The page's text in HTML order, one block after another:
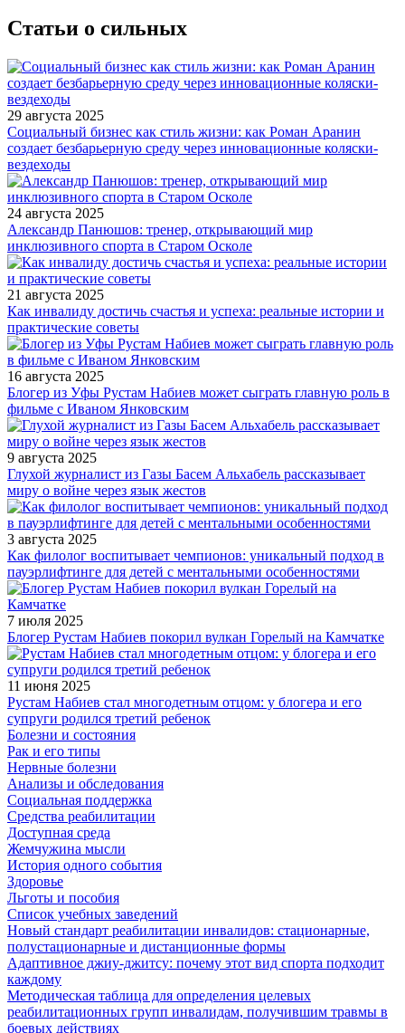
Статьи о сильных
29 августа 2025
Социальный бизнес как стиль жизни: как Роман Аранин
создает безбарьерную среду через инновационные коляски-
вездеходы
24 августа 2025
Александр Панюшов: тренер, открывающий мир
инклюзивного спорта в Старом Осколе
21 августа 2025
Как инвалиду достичь счастья и успеха: реальные истории и
практические советы
16 августа 2025
Блогер из Уфы Рустам Набиев может сыграть главную роль в
фильме с Иваном Янковским
9 августа 2025
Глухой журналист из Газы Басем Альхабель рассказывает
миру о войне через язык жестов
3 августа 2025
Как филолог воспитывает чемпионов: уникальный подход в
пауэрлифтинге для детей с ментальными особенностями
7 июля 2025
Блогер Рустам Набиев покорил вулкан Горелый на Камчатке
11 июня 2025
Рустам Набиев стал многодетным отцом: у блогера и его
супруги родился третий ребенок
Болезни и состояния
Рак и его типы
Нервные болезни
Анализы и обследования
Социальная поддержка
Средства реабилитации
Доступная среда
Жемчужина мысли
История одного события
Здоровье
Льготы и пособия
Список учебных заведений
Новый стандарт реабилитации инвалидов: стационарные,
полустационарные и дистанционные формы
Адаптивное джиу-джитсу: почему этот вид спорта подходит
каждому
Методическая таблица для определения целевых
реабилитационных групп инвалидам, получившим травмы в
боевых действиях